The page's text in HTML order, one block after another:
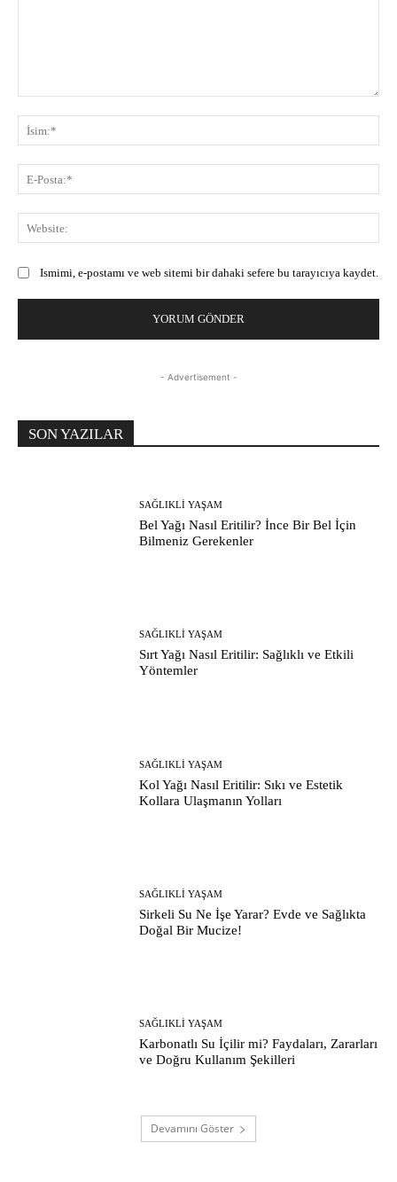
Ismimi, e-postamı ve web sitemi bir dahaki sefere bu tarayıcıya kaydet.
- Advertisement -
SON YAZILAR
SAĞLIKLI YAŞAM
Bel Yağı Nasıl Eritilir? İnce Bir Bel İçin
Bilmeniz Gerekenler
SAĞLIKLI YAŞAM
Sırt Yağı Nasıl Eritilir: Sağlıklı ve Etkili
Yöntemler
SAĞLIKLI YAŞAM
Kol Yağı Nasıl Eritilir: Sıkı ve Estetik
Kollara Ulaşmanın Yolları
SAĞLIKLI YAŞAM
Sirkeli Su Ne İşe Yarar? Evde ve Sağlıkta
Doğal Bir Mucize!
SAĞLIKLI YAŞAM
Karbonatlı Su İçilir mi? Faydaları, Zararları
ve Doğru Kullanım Şekilleri
Devamını Göster